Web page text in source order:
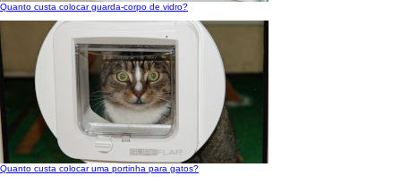
Quanto custa colocar guarda-corpo de vidro?
Quanto custa colocar uma portinha para gatos?